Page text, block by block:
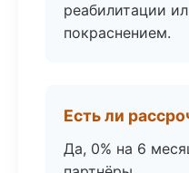
реабилитации
покраснением.
Есть ли
Да, 0% на 6